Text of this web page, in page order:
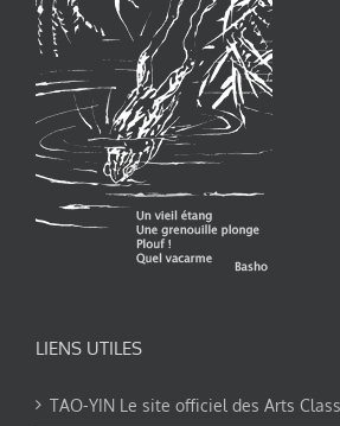
LIENS UTILES
TAO-YIN Le site officiel des Arts